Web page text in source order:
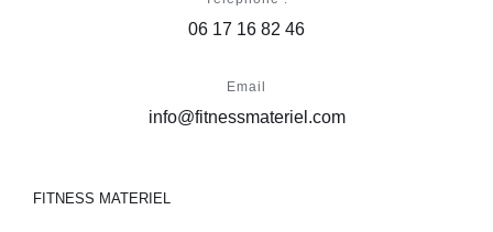
06 17 16 82 46
Email
info@fitnessmateriel.com
FITNESS MATERIEL